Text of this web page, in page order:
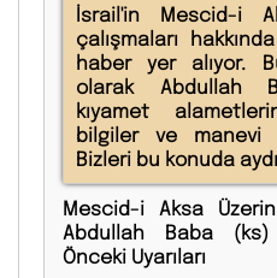
İsrail'in Mescid-i
çalışmaları
haber yer alıyor.
olarak Abdullah
kıyamet
bilgiler ve manevi
Bizleri bu konuda
Mescid-i Aksa
Abdullah Baba (ks)
Önceki Uyarıları